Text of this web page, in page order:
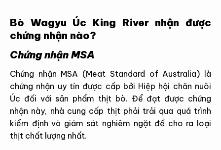
Bò Wagyu Úc King River nhận được
chứng nhận nào?
Chứng nhận MSA
Chứng nhận MSA (Meat Standard of Australia) là
chứng nhận uy tín được cấp bởi Hiệp hội chăn nuôi
Úc đối với sản phẩm thịt bò. Để đạt được chứng
nhận này, nhà cung cấp thịt phải trải qua quá trình
kiểm định và giám sát nghiêm ngặt để cho ra loại
thịt chất lượng nhất.